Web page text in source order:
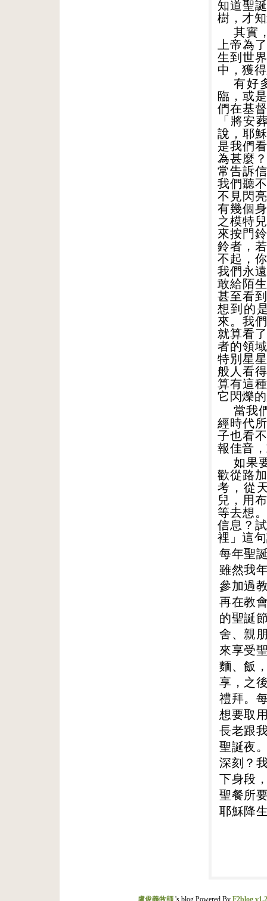
知道聖
樹，才
其實
上帝為
生到世
中，獲
有好
臨，或
們在基
「將安
說，耶
是我們
為甚麼
常告訴
我們聽
不見閃
有幾個
之模特
來按門
鈴者，
不起，
我們永
敢給陌
甚至看
想到的
來。我
就算看
者的領
特別星
般人看
算有這
它閃爍
當我
經時代
子也看
報佳音
如果
歡從路
考，從
兒，用
等去想
信息？
裡」這
每年聖
雖然我
參加過
再在教
的聖誕
舍、親
來享受
麵、飯
享，之
禮拜。
想要取
長老跟
聖誕夜
深刻？
下身段
聖餐所
耶穌降
盧俊義牧師's blog Powered By F2blog